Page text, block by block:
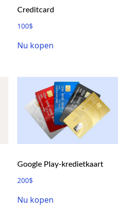
Creditcard
100$
Nu kopen
Google Play-kredietkaart
200$
Nu kopen